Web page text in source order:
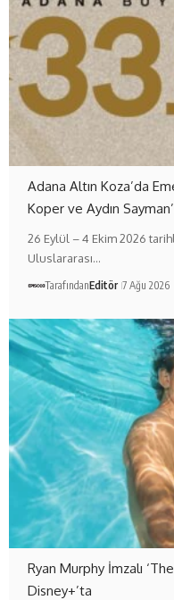
Adana Altın Koza’da
Koper ve Aydın
26 Eylül – 4 Ekim 2026
Uluslararası…
TarafındanEditör 7 Ağu 2026
Ryan Murphy İmzalı
Disney+’ta